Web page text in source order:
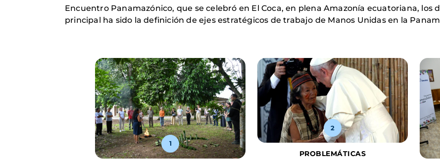
Encuentro Panamazónico, que se celebró en El Coca, en plena Amazonía ecuatoriana, los
principal ha sido la definición de ejes estratégicos de trabajo de Manos Unidas en la
1
2
PROBLEMÁTICAS